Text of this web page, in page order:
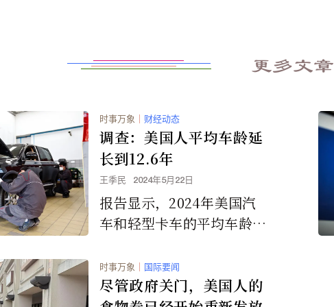
更多文章
时事万象 ｜ 财经动态
调查：美国人平均车龄延
长到12.6年
王季民 2024年5月22日
报告显示，2024年美国汽
车和轻型卡车的平均车龄升
3年增加了两个月。
时事万象 ｜ 国际要闻
尽管政府关门，美国人的